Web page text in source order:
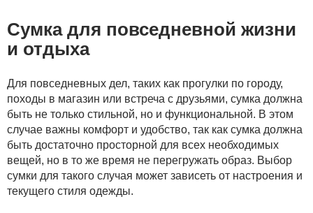
Сумка для повседневной жизни
и отдыха
Для повседневных дел, таких как прогулки по городу,
походы в магазин или встреча с друзьями, сумка должна
быть не только стильной, но и функциональной. В этом
случае важны комфорт и удобство, так как сумка должна
быть достаточно просторной для всех необходимых
вещей, но в то же время не перегружать образ. Выбор
сумки для такого случая может зависеть от настроения и
текущего стиля одежды.